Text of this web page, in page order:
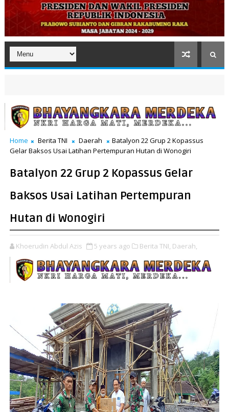
Home Berita TNI Daerah
Batalyon 22 Grup 2 Kopassus
Gelar Baksos Usai Latihan Pertempuran Hutan di Wonogiri
Batalyon 22 Grup 2 Kopassus Gelar
Baksos Usai Latihan Pertempuran
Hutan di Wonogiri
Khoerudin Abdul Azis 5 years ago Berita TNI, Daerah,